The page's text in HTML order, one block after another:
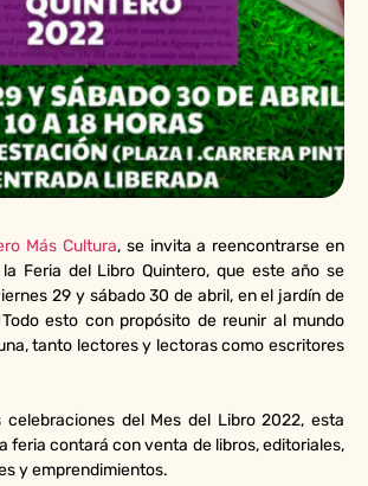
Más Cultura, se invita a reencontrarse en
Feria del Libro Quintero, que este año se
29 y sábado 30 de abril, en el jardín de
esto con propósito de reunir al mundo
tanto lectores y lectoras como escritores
celebraciones del Mes del Libro 2022, esta
feria contará con venta de libros, editoriales,
y emprendimientos.